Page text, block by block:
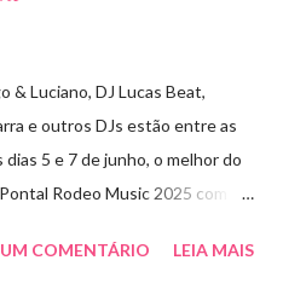
& Luciano, DJ Lucas Beat,
e outros DJs estão entre as
5 e 7 de junho, o melhor do
Rodeo Music 2025 com o
festa, que ocupa lugar de
COMENTÁRIO LEIA MAIS